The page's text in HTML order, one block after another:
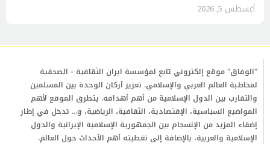
أغسطس 5, 2026
"الوفاق" موقع إلكتروني تابع لمؤسسة ايران الثقافية - الصحفية
لمخاطبة العالم العربي والإسلامي. تعزيز أركان الوحدة بين المسلمين
والتقارب بين الدول الإسلامية من أهم أهدافه. يتطرق الموقع لأهم
المواضيع السياسية، الإقتصادية، الثقافية، الرياضية، و... تدخل في إطار
إضفاء المزيد من الإنسجام بين الجمهورية الإسلامية الإيرانية والدول
الإسلامية والعربية، بالإضافة إلى تغطيته أهم الأحداث حول العالم.